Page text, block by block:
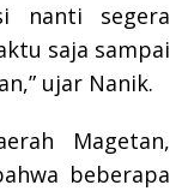
nanti segera
saja sampai
ujar Nanik.
Magetan,
beberapa